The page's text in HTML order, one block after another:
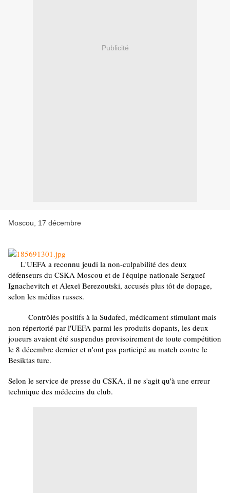
Publicité
Moscou, 17 décembre
L'UEFA a reconnu jeudi la non-culpabilité des deux
défenseurs du CSKA Moscou et de l'équipe nationale Sergueï
Ignachevitch et Alexeï Berezoutski, accusés plus tôt de dopage,
selon les médias russes.
Contrôlés positifs à la Sudafed, médicament stimulant mais
non répertorié par l'UEFA parmi les produits dopants, les deux
joueurs avaient été suspendus provisoirement de toute compétition
le 8 décembre dernier et n'ont pas participé au match contre le
Besiktas turc.
Selon le service de presse du CSKA, il ne s'agit qu'à une erreur
technique des médecins du club.